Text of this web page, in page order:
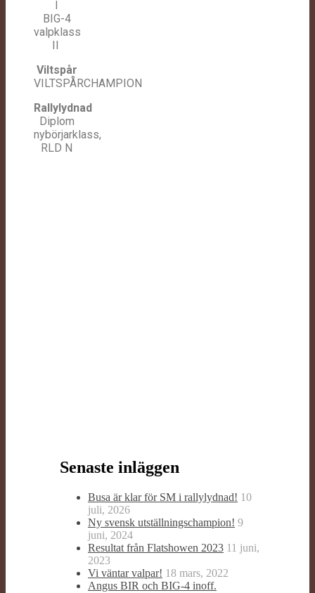
BIG-4
valpklass
Viltspår
VILTSPÅRCHAMPION
Rallylydnad
Diplom
nybörjarklass,
RLD N
Senaste inläggen
Busa är klar för SM i rallylydnad! 10
juli, 2026
Ny svensk utställningschampion! 9
juni, 2024
Resultat från Flatshowen 2023 11 juni,
2023
Vi väntar valpar! 18 mars, 2022
Angus BIR och BIG-4 inoff.